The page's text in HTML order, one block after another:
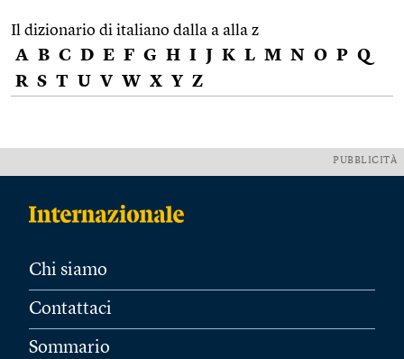
Il dizionario di italiano dalla a alla z
A B C D E F G H I J K L M N O P Q
R S T U V W X Y Z
PUBBLICITÀ
Chi siamo
Contattaci
Sommario